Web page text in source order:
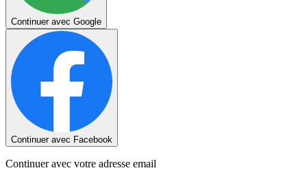
Continuer avec Google
Continuer avec Facebook
Continuer avec votre adresse email